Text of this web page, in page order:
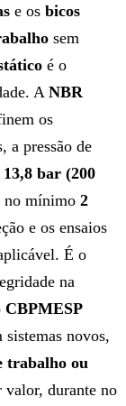
e os bicos
sem
é o
A NBR
os
a pressão de
bar (200
no mínimo 2
e os ensaios
É o
na
CBPMESP
sistemas novos,
trabalho ou
valor, durante no